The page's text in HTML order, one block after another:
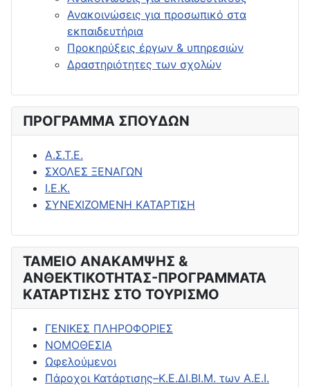
Ανακοινώσεις για προσωπικό στα
εκπαιδευτήρια
Προκηρύξεις έργων & υπηρεσιών
Δραστηριότητες των σχολών
ΠΡΟΓΡΑΜΜΑ ΣΠΟΥΔΩΝ
Α.Σ.Τ.Ε.
ΣΧΟΛΕΣ ΞΕΝΑΓΩΝ
Ι.Ε.Κ.
ΣΥΝΕΧΙΖΟΜΕΝΗ ΚΑΤΑΡΤΙΣΗ
ΤΑΜΕΙΟ ΑΝΑΚΑΜΨΗΣ &
ΑΝΘΕΚΤΙΚΟΤΗΤΑΣ-ΠΡΟΓΡΑΜΜΑΤΑ
ΚΑΤΑΡΤΙΣΗΣ ΣΤΟ ΤΟΥΡΙΣΜΟ
ΓΕΝΙΚΕΣ ΠΛΗΡΟΦΟΡΙΕΣ
ΝΟΜΟΘΕΣΙΑ
Ωφελούμενοι
Πάροχοι Κατάρτισης–Κ.Ε.ΔΙ.ΒΙ.Μ. των Α.Ε.Ι.